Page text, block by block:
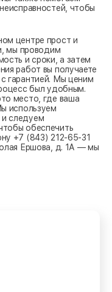
чтобы
центре прост и
мы проводим
и сроки, а затем
работ вы получаете
гарантией. Мы ценим
был удобным.
место, где ваша
используем
следуем
обеспечить
+7 (843) 212-65-31
Ершова, д. 1А — мы